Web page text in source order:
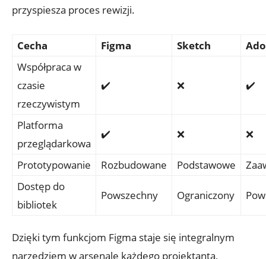
przyspiesza proces rewizji.
Cecha Figma Sketch
Współpraca w
czasie‌
rzeczywistym
✔️ ❌ ✔️
Platforma
przeglądarkowa
✔️ ❌ ❌
Prototypowanie Rozbudowane Podstawowe
Dostęp do
‌bibliotek
Powszechny Ograniczony
Dzięki⁢ tym funkcjom Figma staje się integralnym
narzędziem⁢ w arsenale​ każdego ⁢projektanta, ​